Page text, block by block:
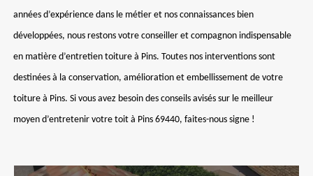
années d’expérience dans le métier et nos connaissances bien
développées, nous restons votre conseiller et compagnon indispensable
en matière d’entretien toiture à Pins. Toutes nos interventions sont
destinées à la conservation, amélioration et embellissement de votre
toiture à Pins. Si vous avez besoin des conseils avisés sur le meilleur
moyen d’entretenir votre toit à Pins 69440, faites-nous signe !